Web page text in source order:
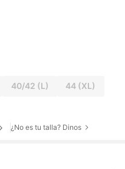
40/42 (L) 44 (XL)
¿No es tu talla? Dinos